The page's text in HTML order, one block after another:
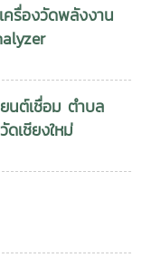
ครื่องวัดพลังงาน
นต์เชื่อม ตำบล
เชียงใหม่